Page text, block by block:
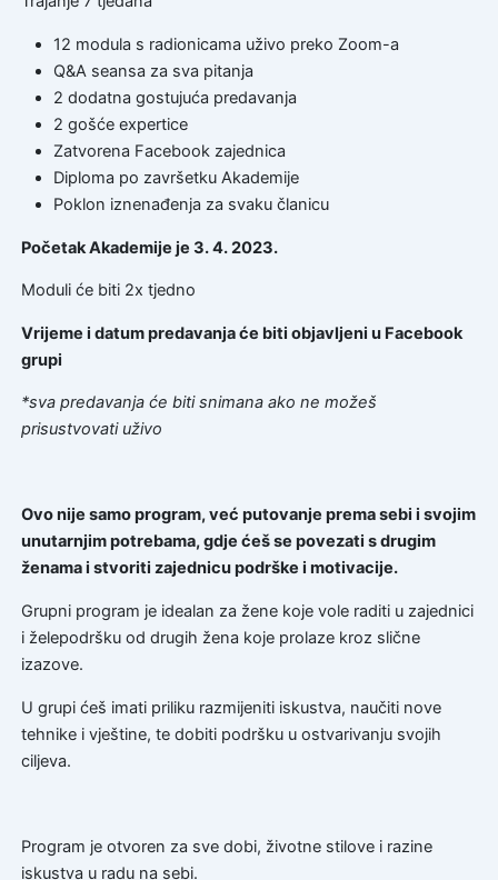
12 modula s radionicama uživo preko Zoom-a
Q&A seansa za sva pitanja
2 dodatna gostujuća predavanja
2 gošće expertice
Zatvorena Facebook zajednica
Diploma po završetku Akademije
Poklon iznenađenja za svaku članicu
Početak Akademije je 3. 4. 2023.
Moduli će biti 2x tjedno
Vrijeme i datum predavanja će biti objavljeni u Facebook
grupi
*sva predavanja će biti snimana ako ne možeš
prisustvovati uživo
Ovo nije samo program, već putovanje prema sebi i svojim
unutarnjim potrebama, gdje ćeš se povezati s drugim
ženama i stvoriti zajednicu podrške i motivacije.
Grupni program je idealan za žene koje vole raditi u zajednici
i želepodršku od drugih žena koje prolaze kroz slične
izazove.
U grupi ćeš imati priliku razmijeniti iskustva, naučiti nove
tehnike i vještine, te dobiti podršku u ostvarivanju svojih
ciljeva.
Program je otvoren za sve dobi, životne stilove i razine
iskustva u radu na sebi.